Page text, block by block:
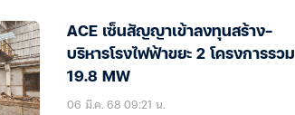
ACE เซ็นสัญญาเข้าลงทุนสร้าง-
บริหารโรงไฟฟ้าขยะ 2 โครงการรวม
19.8 MW
06 มี.ค. 68 09:21 น.